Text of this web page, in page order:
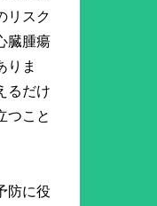
リスク
臓腫瘍
りま
るだけ
つこと
防に役